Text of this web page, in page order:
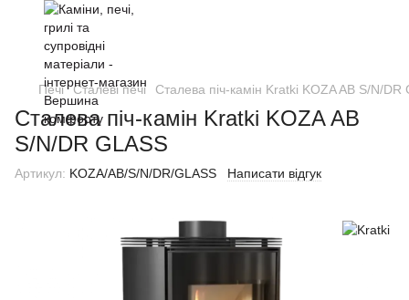
Печі Сталеві печі Сталева піч-камін Kratki KOZA AB S/N/DR
Сталева піч-камін Kratki KOZA AB
S/N/DR GLASS
Артикул: KOZA/AB/S/N/DR/GLASS Написати відгук